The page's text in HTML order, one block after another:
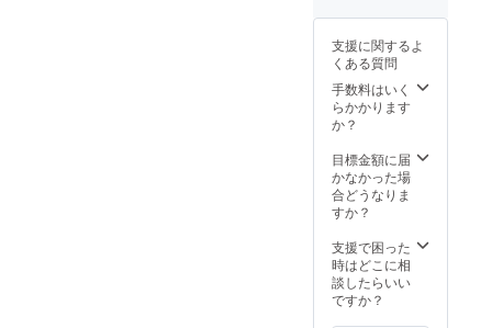
語の使
書 1冊
送料：
無料
支援に関するよ
くある質問
手数料はいく
らかかります
か？
目標金額に届
かなかった場
合どうなりま
すか？
支援で困った
時はどこに相
談したらいい
ですか？